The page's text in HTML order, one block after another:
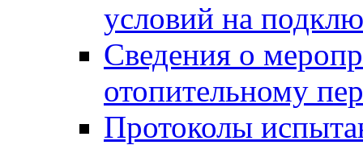
условий на
Сведения о
отопительному
Протоколы